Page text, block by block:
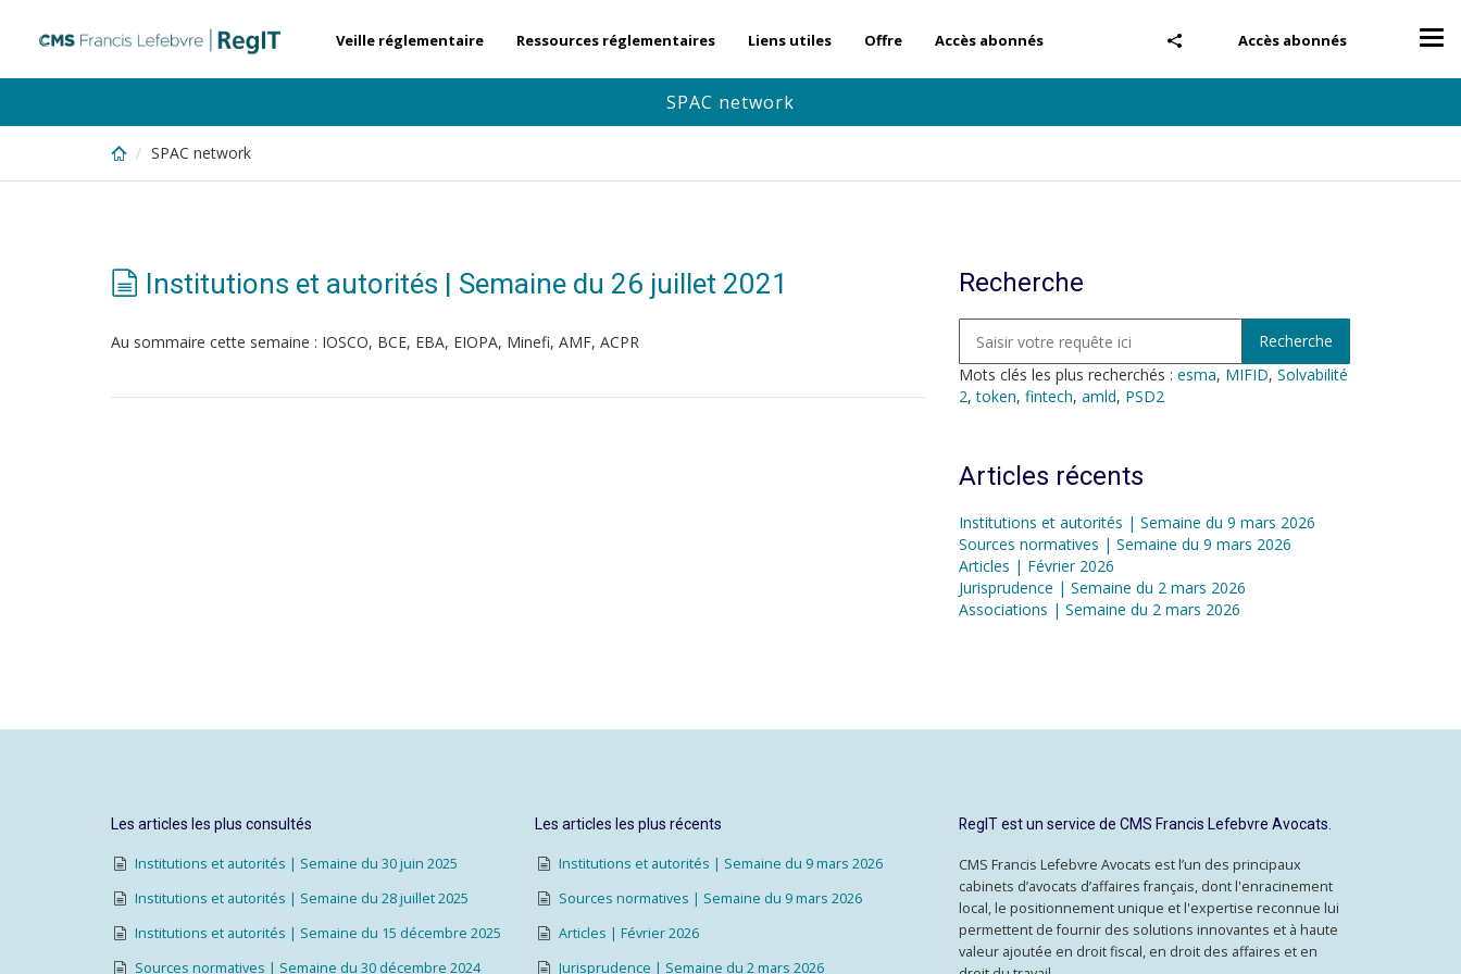
content
Accès abonnés
Veille réglementaire Ressources réglementaires Liens utiles Offre Accès abonnés
SPAC network
SPAC network
Institutions et autorités | Semaine du 26 juillet 2021
Au sommaire cette semaine : IOSCO, BCE, EBA, EIOPA, Minefi, AMF, ACPR
Recherche
Mots clés les plus recherchés : esma, MIFID, Solvabilité
2,token, fintech, amld, PSD2
Articles récents
Institutions et autorités | Semaine du 9 mars 2026
Sources normatives | Semaine du 9 mars 2026
Articles | Février 2026
Jurisprudence | Semaine du 2 mars 2026
Associations | Semaine du 2 mars 2026
Les articles les plus consultés
Institutions et autorités | Semaine du 30 juin 2025
Institutions et autorités | Semaine du 28 juillet 2025
Institutions et autorités | Semaine du 15 décembre 2025
Sources normatives | Semaine du 30 décembre 2024
Les articles les plus récents
Institutions et autorités | Semaine du 9 mars 2026
Sources normatives | Semaine du 9 mars 2026
Articles | Février 2026
Jurisprudence | Semaine du 2 mars 2026
RegIT est un service de CMS Francis Lefebvre Avocats.
CMS Francis Lefebvre Avocats est l’un des principaux
cabinets d’avocats d’affaires français, dont l'enracinement
local, le positionnement unique et l'expertise reconnue lui
permettent de fournir des solutions innovantes et à haute
valeur ajoutée en droit fiscal, en droit des affaires et en